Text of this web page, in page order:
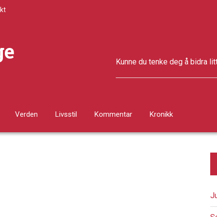
Kunne du tenke deg å bidra
Verden Livsstil Kommentar Kronikk